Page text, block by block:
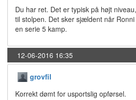
Du har ret. Det er typisk på højt
til stolpen. Det sker sjældent når
en serie 5 kamp.
12-06-2016 16:35
grovfil
Korrekt dømt for usportslig opførsel.